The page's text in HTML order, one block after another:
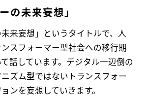
の未来妄想」
未来妄想」というタイトルで、人
スフォーマー型社会への移行期
話しています。デジタル一辺倒の
ズム型ではないトランスフォー
ンを妄想していきます。